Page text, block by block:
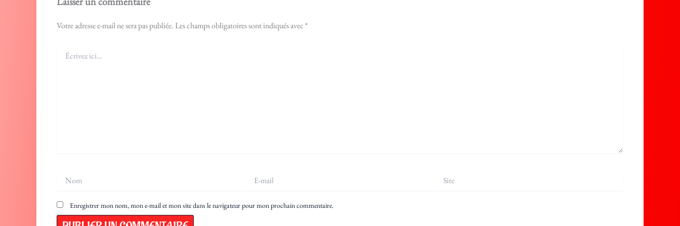
Votre adresse e-mail ne sera pas publiée.Les champs obligatoires sont indiqués avec *
ici…
mail
Enregistrer mon nom, mon e-mail et mon site dans le navigateur pour mon prochain commentaire.